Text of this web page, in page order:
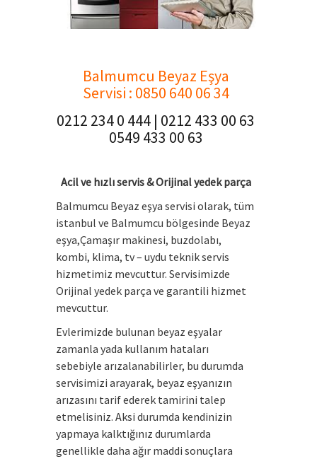
Balmumcu Beyaz Eşya
Servisi : 0850 640 06 34
0212 234 0 444 | 0212 433 00 63
0549 433 00 63
Acil ve hızlı servis & Orijinal yedek parça
Balmumcu Beyaz eşya servisi olarak, tüm
istanbul ve Balmumcu bölgesinde Beyaz
eşya,Çamaşır makinesi, buzdolabı,
kombi, klima, tv – uydu teknik servis
hizmetimiz mevcuttur. Servisimizde
Orijinal yedek parça ve garantili hizmet
mevcuttur.
Evlerimizde bulunan beyaz eşyalar
zamanla yada kullanım hataları
sebebiyle arızalanabilirler, bu durumda
servisimizi arayarak, beyaz eşyanızın
arızasını tarif ederek tamirini talep
etmelisiniz. Aksi durumda kendinizin
yapmaya kalktığınız durumlarda
genellikle daha ağır maddi sonuçlara